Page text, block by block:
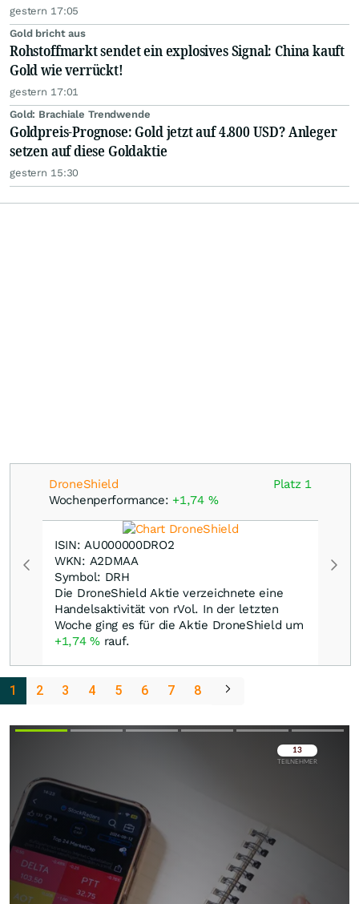
gestern 17:05
Gold bricht aus
Rohstoffmarkt sendet ein explosives Signal: China kauft
Gold wie verrückt!
gestern 17:01
Gold: Brachiale Trendwende
Goldpreis-Prognose: Gold jetzt auf 4.800 USD? Anleger
setzen auf diese Goldaktie
gestern 15:30
DroneShield
Wochenperformance: +1,74 %
Platz 1
ISIN: AU000000DRO2
WKN: A2DMAA
Symbol: DRH
Die DroneShield Aktie verzeichnete eine
Handelsaktivität von rVol. In der letzten
Woche ging es für die Aktie DroneShield um
+1,74%rauf.
1 2 3 4 5 6 7 8